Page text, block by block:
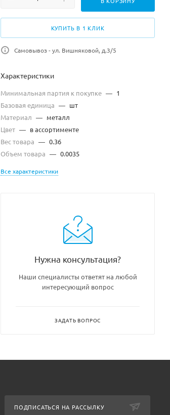
КУПИТЬ В 1 КЛИК
Самовывоз - ул. Вишняковой, д.3/5
Характеристики
Минимальная партия к покупке — 1
Базовая единица — шт
Материал — металл
Цвет — в ассортименте
Вес товара — 0.36
Объем товара — 0.0035
Все характеристики
Нужна консультация?
Наши специалисты ответят на любой
интересующий вопрос
ЗАДАТЬ ВОПРОС
ПОДПИСАТЬСЯ НА РАССЫЛКУ